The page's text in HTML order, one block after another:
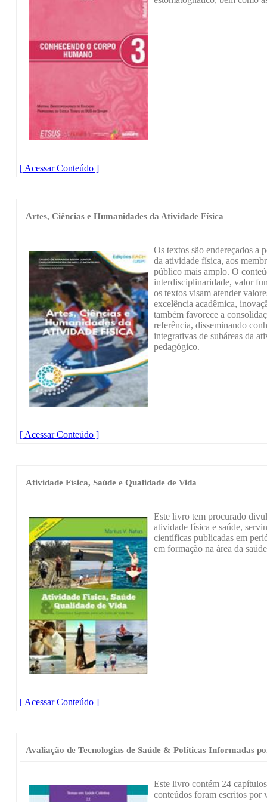
[ Acessar Conteúdo ]
Artes, Ciências e Humanidades da Atividade Física
Os textos são endereçados a
da atividade física, aos
público mais amplo. O
interdisciplinaridade, valor
os textos visam atender
excelência acadêmica,
também favorece a
referência, disseminando
integrativas de subáreas da
pedagógico.
[ Acessar Conteúdo ]
Atividade Física, Saúde e Qualidade de Vida
Este livro tem procurado
atividade física e saúde,
científicas publicadas em
em formação na área da
[ Acessar Conteúdo ]
Avaliação de Tecnologias de Saúde & Políticas Informadas
Este livro contém 24
conteúdos foram escritos por